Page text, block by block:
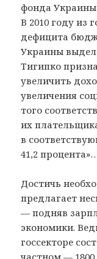
фонда Украины
В 2010 году из
дефицита
Украины
Тигипко
увеличить
увеличения
того
их
в
41,2
Достичь
предлагает
— подняв
экономики.
госсекторе
частном —